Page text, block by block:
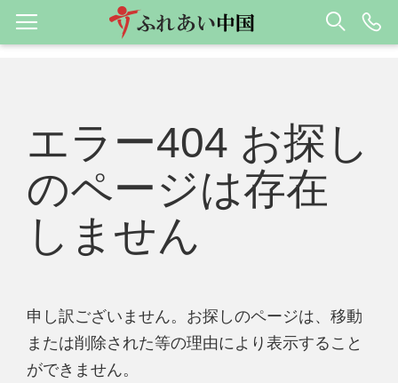
エラー404 お探し
のページは存在
しません
申し訳ございません。お探しのページは、移動
または削除された等の理由により表示すること
ができません。